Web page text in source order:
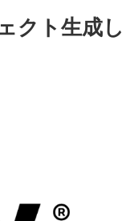
クト生成し